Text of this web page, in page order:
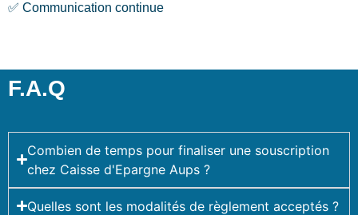
✅ Communication continue
F.A.Q
Combien de temps pour finaliser une souscription
chez Caisse d'Epargne Aups ?
Quelles sont les modalités de règlement acceptés ?